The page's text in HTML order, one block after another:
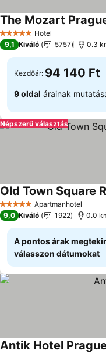
5 KategóriaHotel
The Mozart
9,1 Kiváló 5757 0.3
Kezdőár: 94 140 Ft
9 oldal árainak
Népszerű választás
5 KategóriaApartmanhotel
Old Town Square
9,0 Kiváló 1922 0.0
A pontos árak
válasszon dátumokat
Antik Hotel